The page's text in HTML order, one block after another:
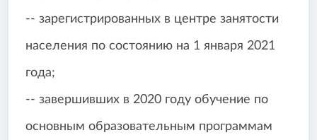
-- зарегистрированных в центре занятости
населения по состоянию на 1 января 2021
года;
-- завершивших в 2020 году обучение по
основным образовательным программам